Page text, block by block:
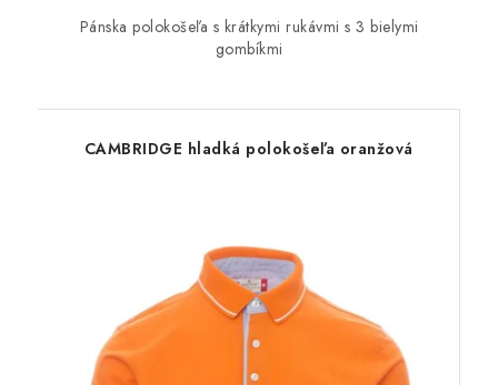
Pánska polokošeľa s krátkymi rukávmi s 3 bielymi
gombíkmi
CAMBRIDGE hladká polokošeľa oranžová